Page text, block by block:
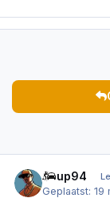
G-up94
Geplaatst:19